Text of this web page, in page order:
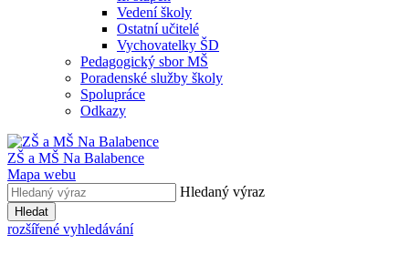
Vedení školy
Ostatní učitelé
Vychovatelky ŠD
Pedagogický sbor MŠ
Poradenské služby školy
Spolupráce
Odkazy
ZŠ a MŠ Na Balabence
Mapa webu
Hledaný výraz
Hledat
rozšířené vyhledávání